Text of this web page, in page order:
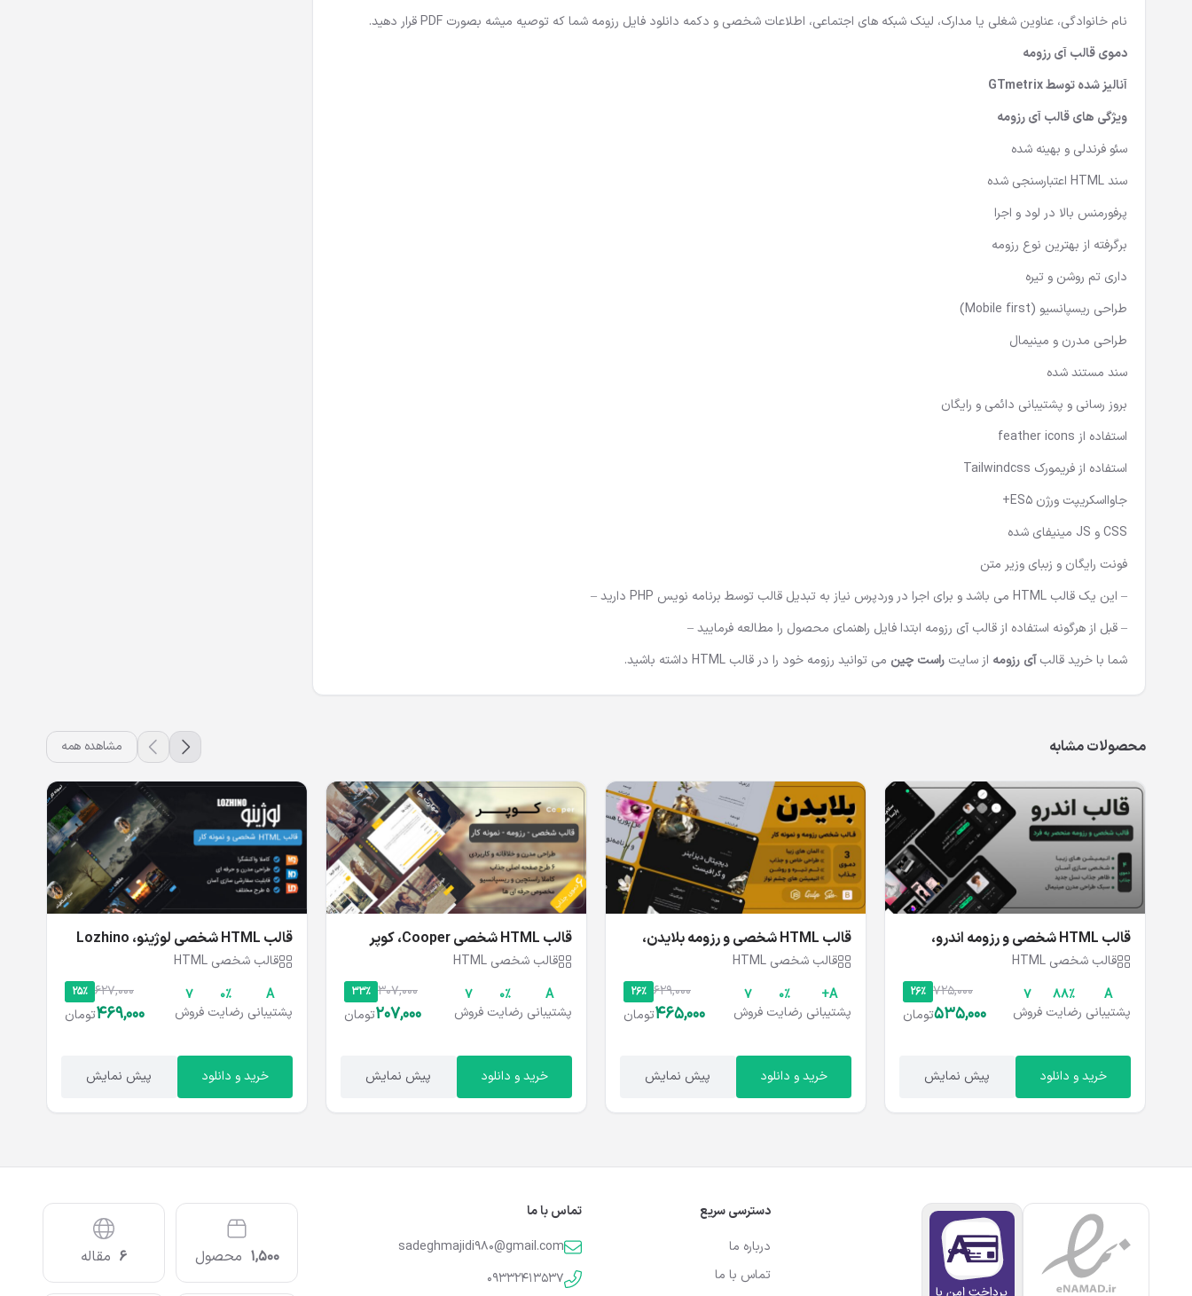
نام خانوادگی،‌ عناوین شغلی یا مدارک، لینک شبکه های اجتماعی، اطلاعات شخصی و دکمه دانلود فایل رزومه شما که توصیه میشه بصورت PDF قرار دهید.
دموی قالب آی رزومه
آنالیز شده توسط GTmetrix
ویژگی های قالبآی رزومه
سئو فرندلی و بهینه شده
سند HTML اعتبارسنجی شده
پرفورمنس بالا در لود و اجرا
برگرفته از بهترین نوع رزومه
داری تم روشن و تیره
طراحی ریسپانسیو (Mobile first)
طراحی مدرن و مینیمال
سند مستند شده
بروز رسانی و پشتیبانی دائمی و رایگان
استفاده از feather icons
استفاده از فریمورک Tailwindcss
جاوااسکریپت ورژن ES5+
CSS و JS مینیفای شده
فونت رایگان و زببای وزیر متن
– این یک قالب HTML می باشد و برای اجرا در وردپرس نیاز به تبدیل قالب توسط برنامه نویس PHP دارید –
– قبل از هرگونه استفاده از قالب آی رزومه ابتدا فایل راهنمای محصول را مطالعه فرمایید –
شما با خرید قالبآی رزومه از سایت راست چین می توانید رزومه خود را در قالب HTML داشته باشید.
محصولات مشابه مشاهده همه
قالب HTML شخصی و رزومه اندرو،
Andrew
قالب شخصی HTML
A
پشتیبانی
۸۸%
رضایت
7
فروش
26% 725,000
535,000تومان
خرید و دانلود پیش نمایش
قالب HTML شخصی و رزومه بلایدن،
Blayden
قالب شخصی HTML
A+
پشتیبانی
۰%
رضایت
۷
فروش
26% 629,000
465,000تومان
خرید و دانلود پیش نمایش
قالب HTML شخصی Cooper، کوپر
قالب شخصی HTML
A
پشتیبانی
۰%
رضایت
۷
فروش
33% 307,000
207,000تومان
خرید و دانلود پیش نمایش
قالب HTML شخصی لوژینو، Lozhino
قالب شخصی HTML
A
پشتیبانی
۰%
رضایت
۷
فروش
25% 627,000
469,000تومان
خرید و دانلود پیش نمایش
دسترسی سریع
درباره ما
تماس با ما
تماس با ما
sadeghmajidi980@gmail.com
09332413537
1,500 محصول 6 مقاله